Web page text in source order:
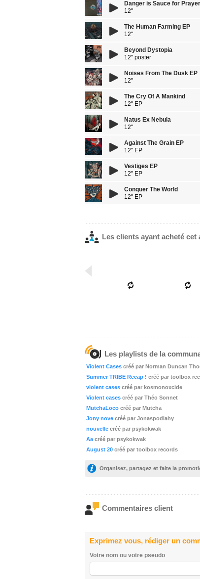
Danger is Sauce for
12''
The Human Farming EP
12''
Beyond Dystopia
12'' poster
Noises From The Dusk EP
12"
The Cry Of A Mankind
12" EP
Natus Ex Nebula
12"
Against The Grain EP
12" EP
Vestiges EP
12" EP
Conquer The World
12" EP
Les clients ayant acheté
Les playlists de la
Violent Cases créé par Norman Duncan
Summer TRIBE Recap ! créé par toolbox
violent cases créé par kosmonoxcide
Violent cases créé par Théo Sonnet
MutchaLoco créé par Mutcha
Jony nove créé par Jonaspodlahy
nouvelle créé par psykokwak
Aa créé par psykokwak
August 20 créé par toolbox records
Organisez, partagez et faite la
Commentaires client
Exprimez vous, rédiger un
Votre nom ou votre pseudo